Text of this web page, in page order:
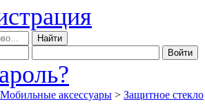
Мобильные аксессуары > Защитное стекло